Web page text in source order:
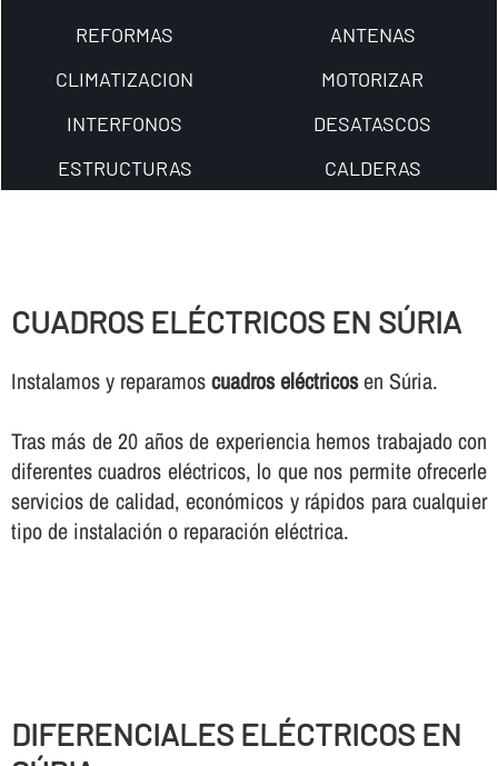
REFORMAS
ANTENAS
CLIMATIZACION
MOTORIZAR
INTERFONOS
DESATASCOS
ESTRUCTURAS
CALDERAS
CUADROS ELÉCTRICOS EN SÚRIA
Instalamos y reparamoscuadros eléctricosen Súria.
Tras más de 20 años de experiencia hemos trabajado con
diferentes cuadros eléctricos, lo que nos permite ofrecerle
servicios de calidad, económicos y rápidos para cualquier
tipo de instalación o reparación eléctrica.
DIFERENCIALES ELÉCTRICOS EN